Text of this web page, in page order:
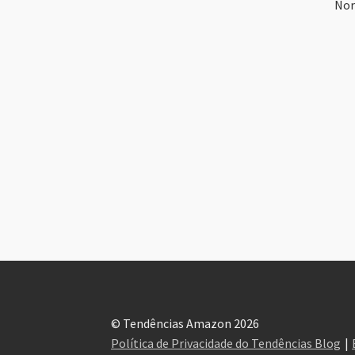
© Tendências Amazon 2026
Política de Privacidade do Tendências Blog